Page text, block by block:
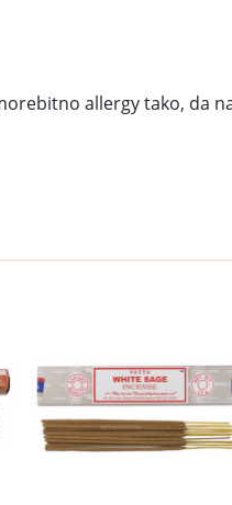
allergy tako,